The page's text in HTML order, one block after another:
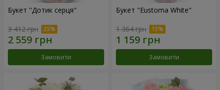
Букет "Дотик серця"
3 412 грн
Замовити
Букет "Eustoma White"
1 364 грн
Замовити